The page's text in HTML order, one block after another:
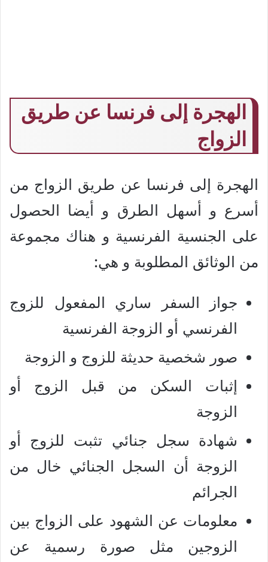
الهجرة إلى فرنسا عن طريق
الزواج
الهجرة إلى فرنسا عن طريق الزواج من
أسرع و أسهل الطرق و أيضا الحصول
على الجنسية الفرنسية و هناك مجموعة
من الوثائق المطلوبة و هي:
جواز السفر ساري المفعول للزوج
الفرنسي أو الزوجة الفرنسية
صور شخصية حديثة للزوج و الزوجة
إثبات السكن من قبل الزوج أو
الزوجة
شهادة سجل جنائي تثبت للزوج أو
الزوجة أن السجل الجنائي خال من
الجرائم
معلومات عن الشهود على الزواج بين
الزوجين مثل صورة رسمية عن